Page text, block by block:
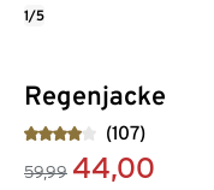
Regenjacke
(107)
59,99 44,00
1/5